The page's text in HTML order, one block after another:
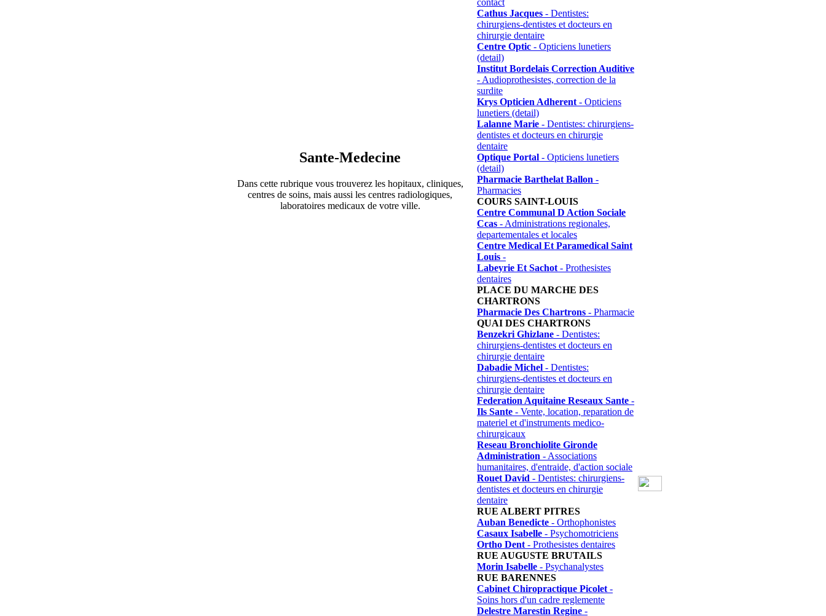
Sante-Medecine
Dans cette rubrique vous trouverez les hopitaux, cliniques,
centres de soins, mais aussi les centres radiologiques,
laboratoires medicaux de votre ville.
Cathus Jacques - Dentistes:
chirurgiens-dentistes et docteurs en
chirurgie dentaire
Centre Optic - Opticiens lunetiers
(detail)
Institut Bordelais Correction Auditive
- Audioprothesistes, correction de la
surdite
Krys Opticien Adherent - Opticiens
lunetiers (detail)
Lalanne Marie - Dentistes: chirurgiens-
dentistes et docteurs en chirurgie
dentaire
Optique Portal - Opticiens lunetiers
(detail)
Pharmacie Barthelat Ballon -
Pharmacies
COURS SAINT-LOUIS
Centre Communal D Action Sociale
Ccas - Administrations regionales,
departementales et locales
Centre Medical Et Paramedical Saint
Louis -
Labeyrie Et Sachot - Prothesistes
dentaires
PLACE DU MARCHE DES
CHARTRONS
Pharmacie Des Chartrons - Pharmacie
QUAI DES CHARTRONS
Benzekri Ghizlane - Dentistes:
chirurgiens-dentistes et docteurs en
chirurgie dentaire
Dabadie Michel - Dentistes:
chirurgiens-dentistes et docteurs en
chirurgie dentaire
Federation Aquitaine Reseaux Sante -
Ils Sante - Vente, location, reparation de
materiel et d'instruments medico-
chirurgicaux
Reseau Bronchiolite Gironde
Administration - Associations
humanitaires, d'entraide, d'action sociale
Rouet David - Dentistes: chirurgiens-
dentistes et docteurs en chirurgie
dentaire
RUE ALBERT PITRES
Auban Benedicte - Orthophonistes
Casaux Isabelle - Psychomotriciens
Ortho Dent - Prothesistes dentaires
RUE AUGUSTE BRUTAILS
Morin Isabelle - Psychanalystes
RUE BARENNES
Cabinet Chiropractique Picolet -
Soins hors d'un cadre reglemente
Delestre Marestin Regine -